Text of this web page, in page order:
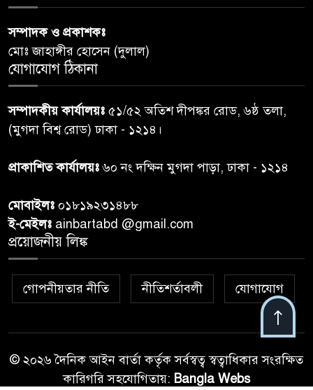
ঝড়বৃষ্টির পূর্বাভাস
৬
অনুশ্রীর, মিলল হারমোনিয়াম
উপহার
৭
২০ আগস্ট রাষ্ট্রপতি নির্বাচন,
বান্দরবান বিজিবি সেক্টর সদর দপ্তর
৯
বান্দরবানের লংলেই পাড়ায়
বাংলাদেশ সেনাবাহিনীর উদ্যোগে
স্থাপিত সৌরচালিত সুপেয় পানির
পাম্প উদ্বোধন
সম্পাদক ও প্রকাশকঃ
মোঃ জাহাঙ্গীর হোসেন (দুলাল)
যোগাযোগ ঠিকানা
সম্পাদকীয় কার্যালয়ঃ ৫১/৫২ অতিশ দীপঙ্কর রোড, ৬ষ্ঠ তলা,
(মুগদা বিশ্ব রোড) ঢাকা - ১২১৪।
প্রাকাশিত কার্যালয়ঃ৬০ নং দক্ষিন মুগদা পাড়া, ঢাকা - ১২১৪
মোবাইলঃ ০১৮১৯২৩১৪৮৮
ই-মেইলঃ ainbartabd @gmail.com
প্রয়োজনীয় লিঙ্ক
গোপনীয়তার নীতি নীতিশর্তাবলী যোগাযোগ
© ২০২৬ দৈনিক আইন বার্তা কর্তৃক সর্বস্বত্ব স্বত্বাধিকার সংরক্ষিত
কারিগরি সহযোগিতায়: Bangla Webs